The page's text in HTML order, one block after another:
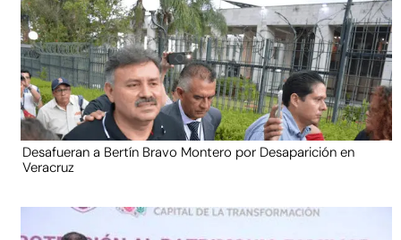
Desafueran a Bertín Bravo Montero por Desaparición en
Veracruz